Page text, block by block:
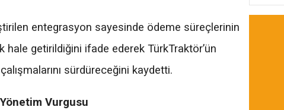
entegrasyon sayesinde ödeme süreçlerinin
hale getirildiğini ifade ederek TürkTraktör’ün
sürdüreceğini kaydetti.
Vurgusu